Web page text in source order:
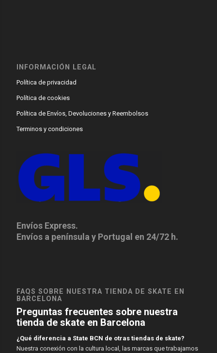
INFORMACIÓN LEGAL
Política de privacidad
Política de cookies
Política de Envíos, Devoluciones y Reembolsos
Terminos y condiciones
Envíos Express.
Envíos a península y Portugal en 24/72 h.
FAQS SOBRE NUESTRA TIENDA DE SKATE EN
BARCELONA
Preguntas frecuentes sobre nuestra
tienda de skate en Barcelona
¿Qué diferencia a State BCN de otras tiendas de skate?
Nuestra conexión con la cultura local, las marcas que trabajamos